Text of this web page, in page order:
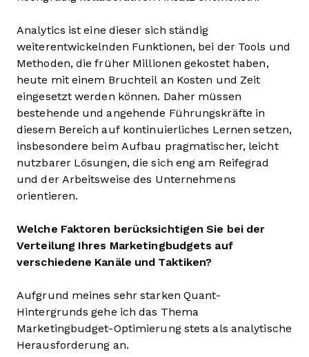
Analytics ist eine dieser sich ständig
weiterentwickelnden Funktionen, bei der Tools und
Methoden, die früher Millionen gekostet haben,
heute mit einem Bruchteil an Kosten und Zeit
eingesetzt werden können. Daher müssen
bestehende und angehende Führungskräfte in
diesem Bereich auf kontinuierliches Lernen setzen,
insbesondere beim Aufbau pragmatischer, leicht
nutzbarer Lösungen, die sich eng am Reifegrad
und der Arbeitsweise des Unternehmens
orientieren.
Welche Faktoren berücksichtigen Sie bei der
Verteilung Ihres Marketingbudgets auf
verschiedene Kanäle und Taktiken?
Aufgrund meines sehr starken Quant-
Hintergrunds gehe ich das Thema
Marketingbudget-Optimierung stets als analytische
Herausforderung an.